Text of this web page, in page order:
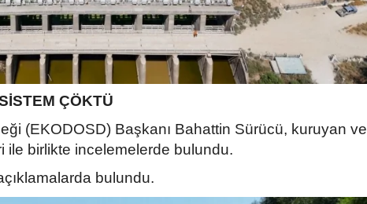
ÇÖKTÜ
(EKODOSD) Başkanı Bahattin Sürücü, kuruyan ve
birlikte incelemelerde bulundu.
bulundu.